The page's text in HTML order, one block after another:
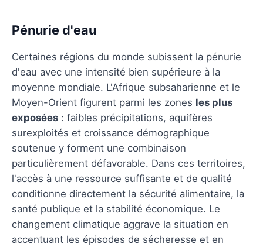
Pénurie d'eau
Certaines régions du monde subissent la pénurie
d'eau avec une intensité bien supérieure à la
moyenne mondiale. L'Afrique subsaharienne et le
Moyen-Orient figurent parmi les zones les plus
exposées : faibles précipitations, aquifères
surexploités et croissance démographique
soutenue y forment une combinaison
particulièrement défavorable. Dans ces territoires,
l'accès à une ressource suffisante et de qualité
conditionne directement la sécurité alimentaire, la
santé publique et la stabilité économique. Le
changement climatique aggrave la situation en
accentuant les épisodes de sécheresse et en